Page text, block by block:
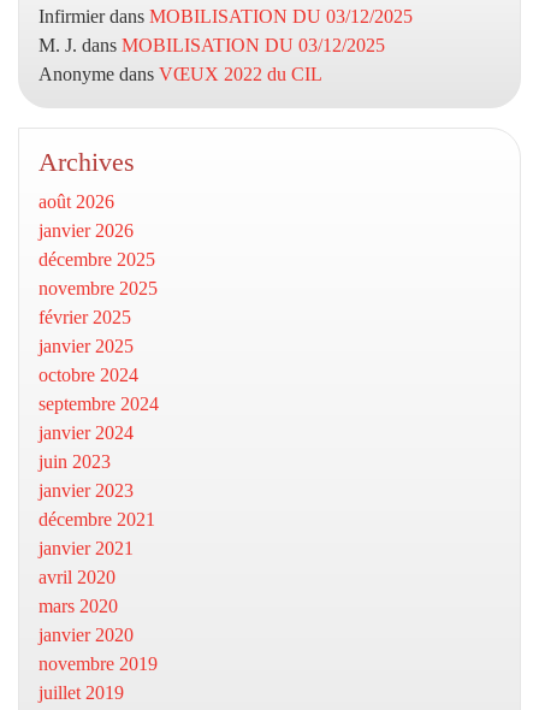
Infirmierdans MOBILISATION DU 03/12/2025
M. J. dans MOBILISATION DU 03/12/2025
Anonyme dans VŒUX 2022 du CIL
Archives
août 2026
janvier 2026
décembre 2025
novembre 2025
février 2025
janvier 2025
octobre 2024
septembre 2024
janvier 2024
juin 2023
janvier 2023
décembre 2021
janvier 2021
avril 2020
mars 2020
janvier 2020
novembre 2019
juillet 2019